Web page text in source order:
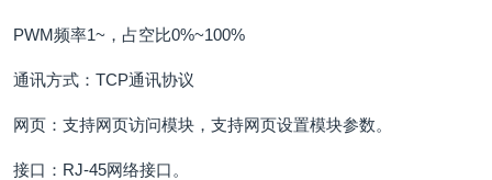
PWM频率1~，占空比0%~100%
通讯方式：TCP通讯协议
网页：支持网页访问模块，支持网页设置模块参数。
接口：RJ-45网络接口。